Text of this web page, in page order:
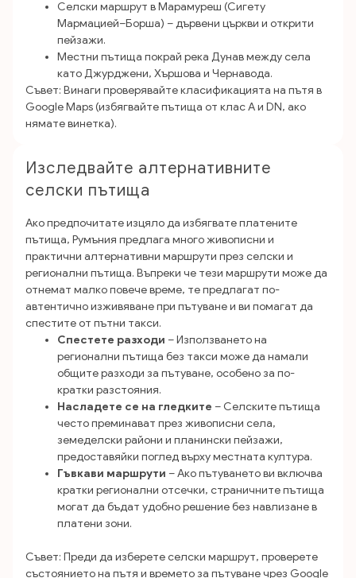
Селски маршрут в Марамуреш (Сигету
Мармацией–Борша) – дървени църкви и открити
пейзажи.
Местни пътища покрай река Дунав между села
като Джурджени, Хършова и Чернавода.
Съвет: Винаги проверявайте класификацията на пътя в
Google Maps (избягвайте пътища от клас A и DN, ако
нямате винетка).
Изследвайте алтернативните
селски пътища
Ако предпочитате изцяло да избягвате платените
пътища, Румъния предлага много живописни и
практични алтернативни маршрути през селски и
регионални пътища. Въпреки че тези маршрути може да
отнемат малко повече време, те предлагат по-
автентично изживяване при пътуване и ви помагат да
спестите от пътни такси.
Спестете разходи – Използването на
регионални пътища без такси може да намали
общите разходи за пътуване, особено за по-
кратки разстояния.
Насладете се на гледките – Селските пътища
често преминават през живописни села,
земеделски райони и планински пейзажи,
предоставяйки поглед върху местната култура.
Гъвкави маршрути – Ако пътуването ви включва
кратки регионални отсечки, страничните пътища
могат да бъдат удобно решение без навлизане в
платени зони.
Съвет: Преди да изберете селски маршрут, проверете
състоянието на пътя и времето за пътуване чрез Google